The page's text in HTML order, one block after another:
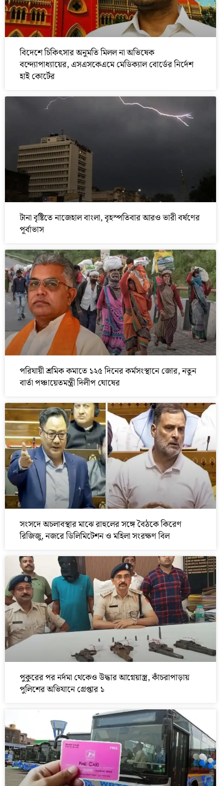
বিদেশে চিকিৎসার অনুমতি মিলল না অভিষেক
বন্দ্যোপাধ্যায়ের, এসএসকেএমে মেডিক্যাল বোর্ডের নির্দেশ
হাই কোর্টের
টানা বৃষ্টিতে নাজেহাল বাংলা, বৃহস্পতিবার আরও ভারী বর্ষণের
পূর্বাভাস
পরিযায়ী শ্রমিক কমাতে ১২৫ দিনের কর্মসংস্থানে জোর, নতুন
বার্তা পঞ্চায়েতমন্ত্রী দিলীপ ঘোষের
সংসদে অচলাবস্থার মাঝে রাহুলের সঙ্গে বৈঠকে কিরেণ
রিজিজু, নজরে ডিলিমিটেশন ও মহিলা সংরক্ষণ বিল
পুকুরের পর নর্দমা থেকেও উদ্ধার আগ্নেয়াস্ত্র, কাঁচরাপাড়ায়
পুলিশের অভিযানে গ্রেপ্তার ১